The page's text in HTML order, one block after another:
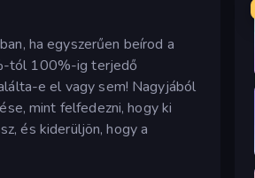
ha egyszerűen beírod a
tól 100%-ig terjedő
e el vagy sem! Nagyjából
mint felfedezni, hogy ki
és kiderüljön, hogy a